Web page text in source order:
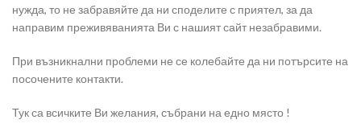
нужда, то не забравяйте да ни споделите с приятел, за да
направим преживяванията Ви с нашият сайт незабравими.
При възникнални проблеми не се колебайте да ни потърсите на
посочените контакти.
Тук са всичките Ви желания, събрани на едно място !